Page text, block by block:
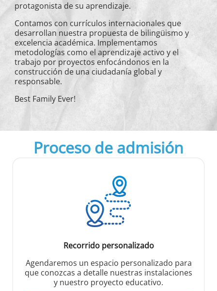
protagonista de su aprendizaje.
Contamos con currículos internacionales que
desarrollan nuestra propuesta de bilingüismo y
excelencia académica. Implementamos
metodologías como el aprendizaje activo y el
trabajo por proyectos enfocándonos en la
construcción de una ciudadanía global y
responsable.
Best Family Ever!
Proceso de admisión
Recorrido personalizado
Agendaremos un espacio personalizado para
que conozcas a detalle nuestras instalaciones
y nuestro proyecto educativo.